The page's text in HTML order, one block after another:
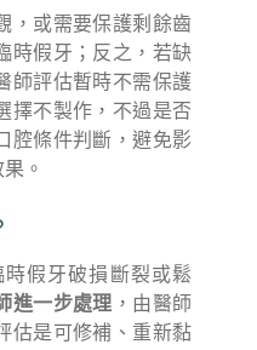
，或需要保護剩餘齒
時假牙；反之，若缺
師評估暫時不需保護
擇不製作，不過是否
腔條件判斷，避免影
。
假牙破損斷裂或鬆
進一步處理 ，由醫師
估是可修補、重新黏